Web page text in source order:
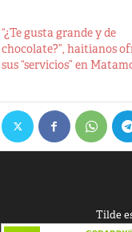
“¿Te gusta grande y de
chocolate?”, haitianos
sus “servicios” en
Tilde